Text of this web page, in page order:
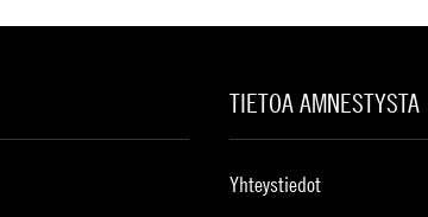
TIETOA AMNESTYSTA
Yhteystiedot